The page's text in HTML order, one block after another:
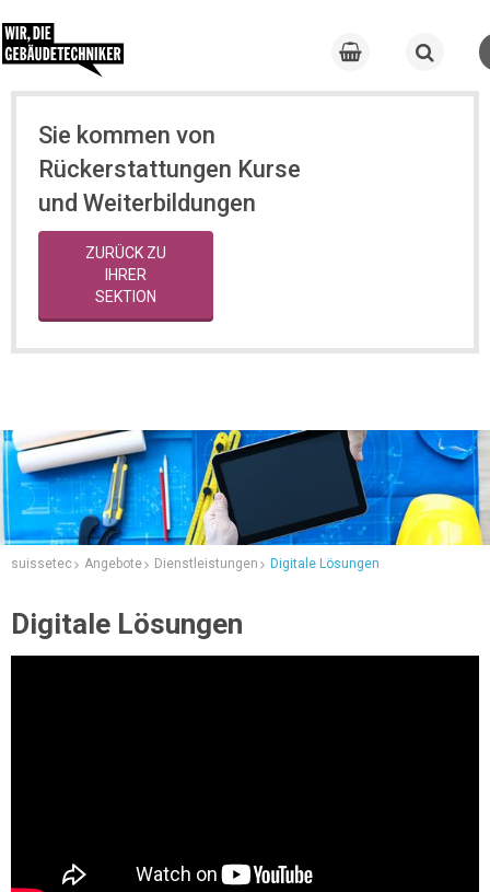
Sie kommen von
Rückerstattungen Kurse
und Weiterbildungen
ZURÜCK ZU
IHRER
SEKTION
suissetec Angebote Dienstleistungen Digitale Lösungen
Digitale Lösungen